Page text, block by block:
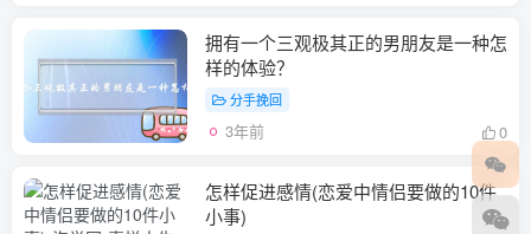
拥有一个三观极其正的男朋友是一种怎
样的体验？
分手挽回
3年前 0
怎样促进感情(恋爱中情侣要做的10件
小事)